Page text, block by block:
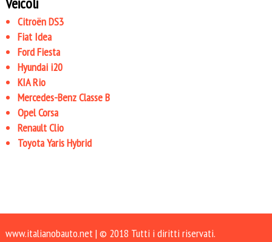
Citroën DS3
Fiat Idea
Ford Fiesta
Hyundai i20
KIA Rio
Mercedes-Benz Classe B
Opel Corsa
Renault Clio
Toyota Yaris Hybrid
www.italianobauto.net| © 2018 Tutti i diritti riservati.